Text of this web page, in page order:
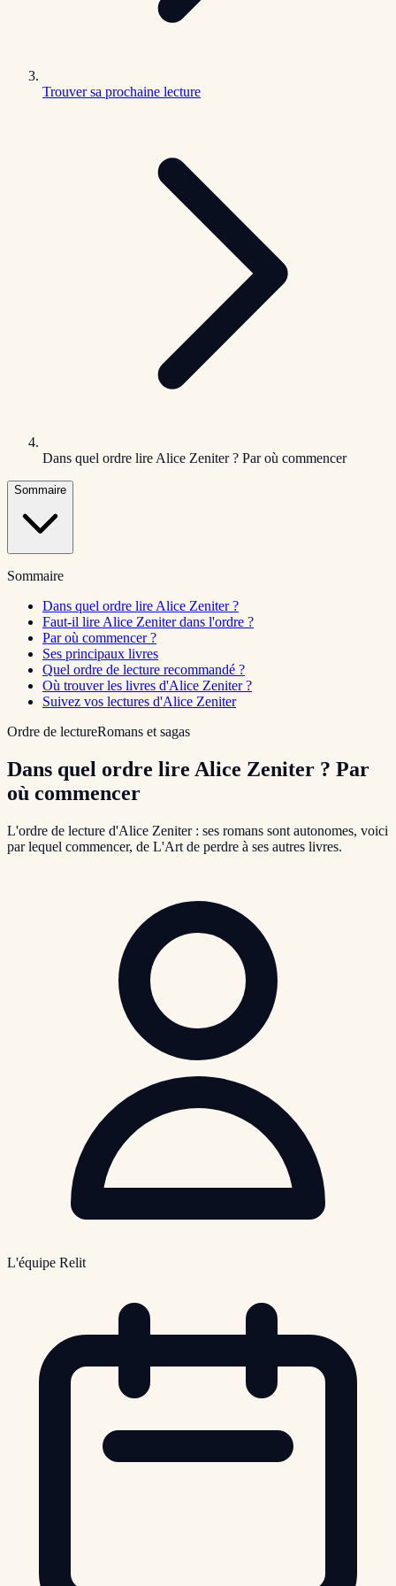
Trouver sa prochaine lecture
Dans quel ordre lire Alice Zeniter ? Par où commencer
Sommaire
Sommaire
Dans quel ordre lire Alice Zeniter ?
Faut-il lire Alice Zeniter dans l'ordre ?
Par où commencer ?
Ses principaux livres
Quel ordre de lecture recommandé ?
Où trouver les livres d'Alice Zeniter ?
Suivez vos lectures d'Alice Zeniter
Ordre de lectureRomans et sagas
Dans quel ordre lire Alice Zeniter ? Par
où commencer
L'ordre de lecture d'Alice Zeniter : ses romans sont autonomes, voici
par lequel commencer, de L'Art de perdre à ses autres livres.
L'équipe Relit